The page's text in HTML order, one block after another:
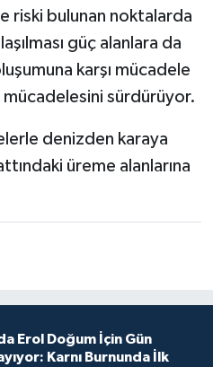
riski bulunan noktalarda
güç alanlara da
karşı mücadele
sürdürüyor.
denizden karaya
üreme alanlarına
Erol Doğum İçin Gün
Karnı Burnunda İlk